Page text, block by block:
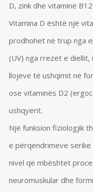
D, zink dhe vitaminë B12.
Vitamina D është një
prodhohet në trup nga
(UV) nga rrezet e
llojeve të ushqimit në
ose vitaminës D2
ushqyerit.
Një funksion fiziologjik
e përqendrimeve
nivel që mbështet
neuromuskular dhe